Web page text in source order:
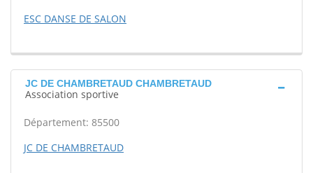
ESC DANSE DE SALON
JC DE CHAMBRETAUD CHAMBRETAUD
Association sportive
Département: 85500
JC DE CHAMBRETAUD